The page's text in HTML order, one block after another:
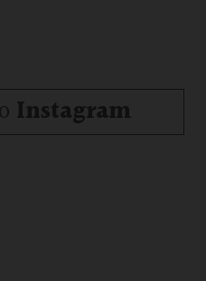
Instagram